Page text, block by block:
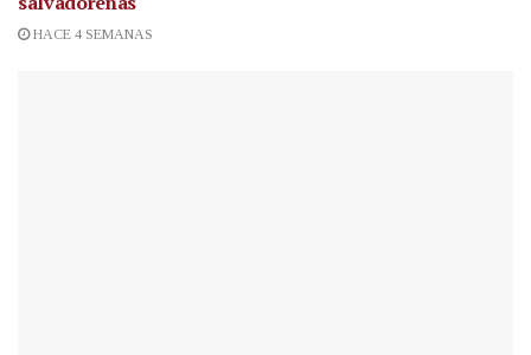
HACE 4 SEMANAS